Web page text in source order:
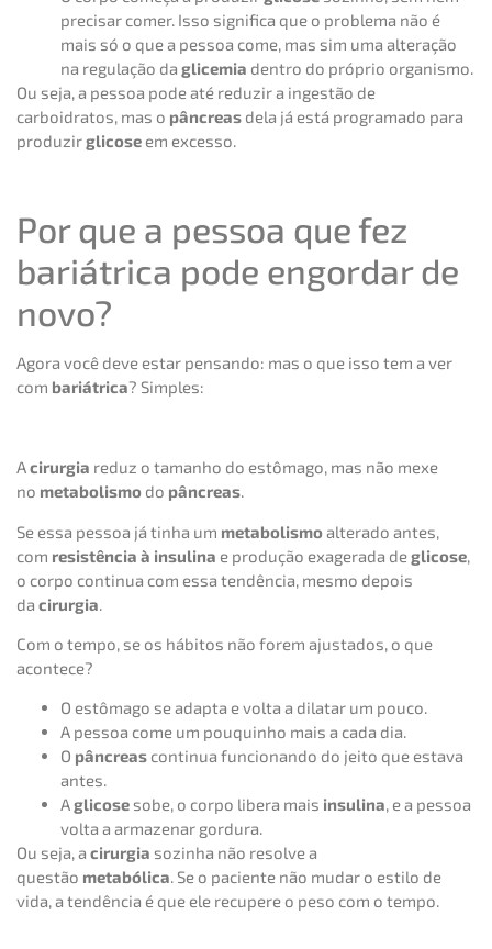
precisar comer. Isso significa que o problema não é
mais só o que a pessoa come, mas sim uma alteração
na regulação da glicemia dentro do próprio organismo.
Ou seja, a pessoa pode até reduzir a ingestão de
carboidratos, mas o pâncreas dela já está programado para
produzirglicose em excesso.
Por que a pessoa que fez
bariátrica pode engordar de
novo?
Agora você deve estar pensando: mas o que isso tem a ver
com bariátrica? Simples:
Acirurgia reduz o tamanho do estômago, mas não mexe
no metabolismo do pâncreas.
Se essa pessoa já tinha um metabolismoalterado antes,
com resistência à insulina e produção exagerada deglicose
o corpo continua com essa tendência, mesmo depois
da cirurgia
Com o tempo, se os hábitos não forem ajustados, o que
acontece?
O estômago se adapta e volta a dilatar um pouco.
A pessoa come um pouquinho mais a cada dia.
O pâncreas continua funcionando do jeito que estava
antes.
Aglicosesobe, o corpo libera mais insulina, e a pessoa
volta a armazenar gordura.
Ou seja, a cirurgia sozinha não resolve a
questão metabólica. Se o paciente não mudar o estilo de
vida, a tendência é que ele recupere o peso com o tempo.